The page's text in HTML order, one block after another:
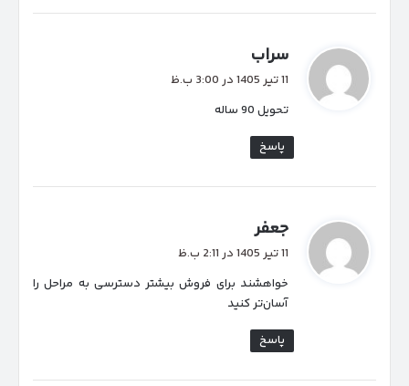
سراب
ف
:
11 تیر 1405 در 3:00 ب.ظ
تحویل 90 ساله
پاسخ
جعفر
ف
:
11 تیر 1405 در 2:11 ب.ظ
خواهشند برای فروش بیشتر دسترسی به مراحل را
آسان‌تر کنید
پاسخ